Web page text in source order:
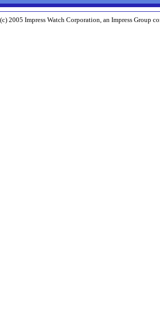
2005 Impress Watch Corporation, an Impress Group